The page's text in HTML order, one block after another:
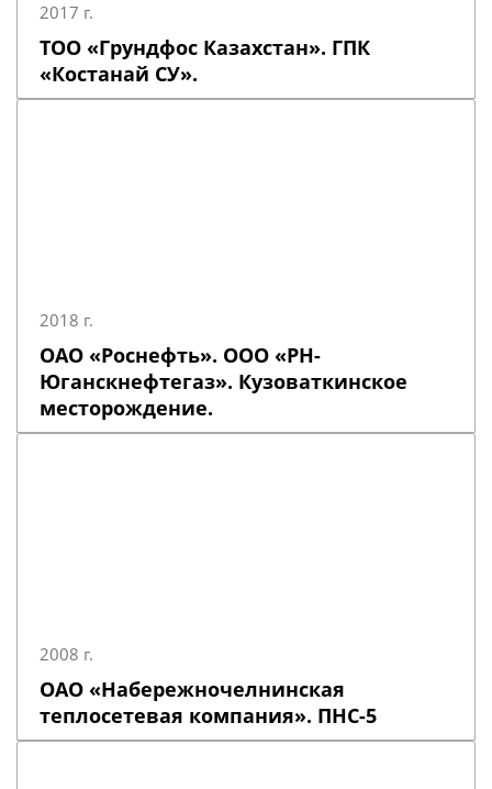
2017 г.
ТОО «Грундфос Казахстан». ГПК
«Костанай СУ».
2018 г.
ОАО «Роснефть». ООО «РН-
Юганскнефтегаз». Кузоваткинское
месторождение.
2008 г.
ОАО «Набережночелнинская
теплосетевая компания». ПНС-5